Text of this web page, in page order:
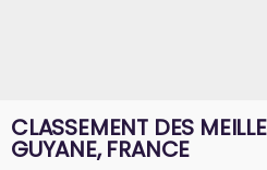
CLASSEMENT DES
GUYANE, FRANCE